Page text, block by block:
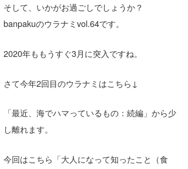
そして、いかがお過ごしでしょうか？
banpakuのウラナミvol.64です。
2020年ももうすぐ3月に突入ですね。
さて今年2回目のウラナミはこちら↓
「最近、海でハマっているもの：続編」から少
し離れます。
今回はこちら「大人になって知ったこと（食
DELTA FORCE SURF
CBA Films
進士剛光
田原啓江
大野”MAR”修聖
Aichan
chan-U
H